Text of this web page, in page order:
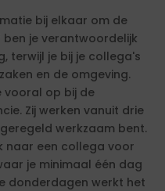
bij elkaar om de
je verantwoordelijk
terwijl je bij je collega's
en de omgeving.
vooral op bij de
Zij werken vanuit drie
werkzaam bent.
naar een collega voor
je minimaal één dag
donderdagen werkt het